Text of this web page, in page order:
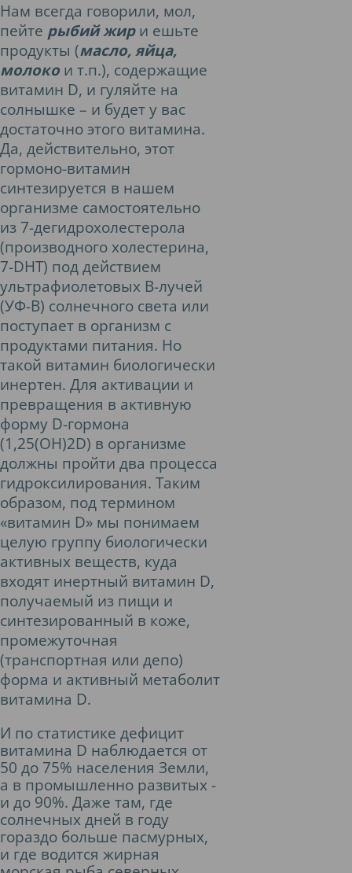
Нам всегда говорили, мол,
пейте рыбий жири ешьте
продукты (масло, яйца,
молоко и т.п.), содержащие
витамин D, и гуляйте на
солнышке – и будет у вас
достаточно этого витамина.
Да, действительно, этот
гормоно-витамин
синтезируется в нашем
организме самостоятельно
из 7-дегидрохолестерола
(производного холестерина,
7-DHT) под действием
ультрафиолетовых В-лучей
(УФ-В) солнечного света или
поступает в организм с
продуктами питания. Но
такой витамин биологически
инертен. Для активации и
превращения в активную
форму D-гормона
(1,25(ОН)2D) в организме
должны пройти два процесса
гидроксилирования. Таким
образом, под термином
«витамин D» мы понимаем
целую группу биологически
активных веществ, куда
входят инертный витамин D,
получаемый из пищи и
синтезированный в коже,
промежуточная
(транспортная или депо)
форма и активный метаболит
витамина D.
И по статистике дефицит
витамина D наблюдается от
50 до 75% населения Земли,
а в промышленно развитых -
и до 90%. Даже там, где
солнечных дней в году
гораздо больше пасмурных,
и где водится жирная